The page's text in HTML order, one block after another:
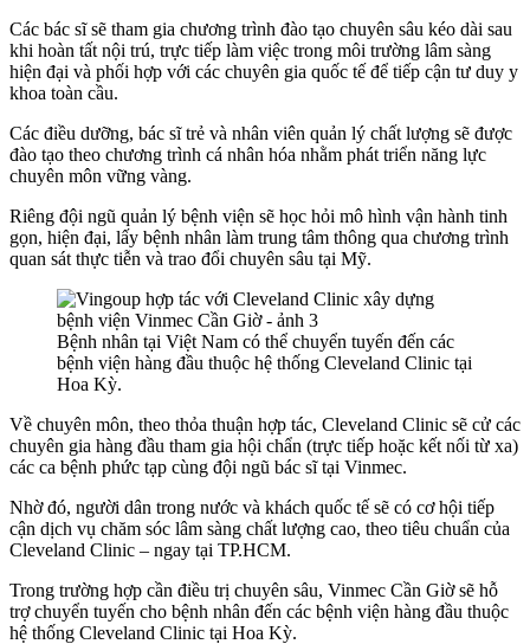
Các bác sĩ sẽ tham gia chương trình đào tạo chuyên sâu kéo dài sau
khi hoàn tất nội trú, trực tiếp làm việc trong môi trường lâm sàng
hiện đại và phối hợp với các chuyên gia quốc tế để tiếp cận tư duy y
khoa toàn cầu.
Các điều dưỡng, bác sĩ trẻ và nhân viên quản lý chất lượng sẽ được
đào tạo theo chương trình cá nhân hóa nhằm phát triển năng lực
chuyên môn vững vàng.
Riêng đội ngũ quản lý bệnh viện sẽ học hỏi mô hình vận hành tinh
gọn, hiện đại, lấy bệnh nhân làm trung tâm thông qua chương trình
quan sát thực tiễn và trao đổi chuyên sâu tại Mỹ.
Bệnh nhân tại Việt Nam có thể chuyển tuyến đến các
bệnh viện hàng đầu thuộc hệ thống Cleveland Clinic tại
Hoa Kỳ.
Về chuyên môn, theo thỏa thuận hợp tác, Cleveland Clinic sẽ cử các
chuyên gia hàng đầu tham gia hội chẩn (trực tiếp hoặc kết nối từ xa)
các ca bệnh phức tạp cùng đội ngũ bác sĩ tại Vinmec.
Nhờ đó, người dân trong nước và khách quốc tế sẽ có cơ hội tiếp
cận dịch vụ chăm sóc lâm sàng chất lượng cao, theo tiêu chuẩn của
Cleveland Clinic – ngay tại TP.HCM.
Trong trường hợp cần điều trị chuyên sâu, Vinmec Cần Giờ sẽ hỗ
trợ chuyển tuyến cho bệnh nhân đến các bệnh viện hàng đầu thuộc
hệ thống Cleveland Clinic tại Hoa Kỳ.